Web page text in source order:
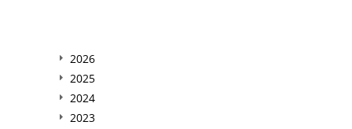
2026
2025
2024
2023